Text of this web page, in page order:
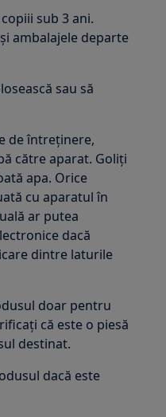
sub 3 ani.
ambalajele departe
sau să
de întreținere,
către aparat. Goliți
apa. Orice
cu aparatul în
ar putea
dacă
dintre laturile
doar pentru
că este o piesă
destinat.
dacă este